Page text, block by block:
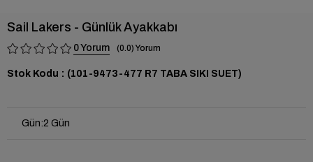
Sail Lakers - Günlük Ayakkabı
0 0.0
Stok Kodu (101-9473-477 R7 TABA SIKI SUET)
Gün:2 Gün